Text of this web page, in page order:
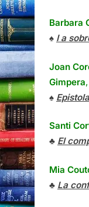
Barbara
♠ I a
Joan
Gimpera,
♠
Santi
♣ El
Mia
♣ La